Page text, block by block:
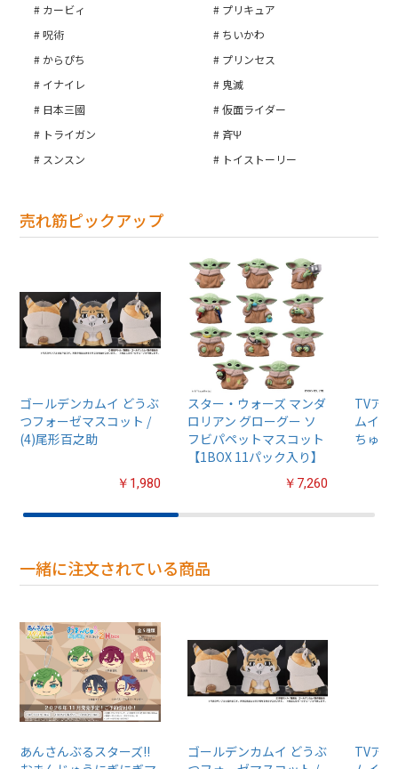
カービィ
プリキュア
呪術
ちいかわ
からぴち
プリンセス
イナイレ
鬼滅
日本三國
仮面ライダー
トライガン
斉Ψ
スンスン
トイストーリー
売れ筋ピックアップ
ゴールデンカムイ どうぶ
つフォーゼマスコット /
(4)尾形百之助
￥1,980
スター・ウォーズ マンダ
ロリアン グローグー ソ
フビパペットマスコット
【1BOX 11パック入り】
￥7,260
TVア
ムイ』
ちゅる
一緒に注文されている商品
あんさんぶるスターズ!!
ゴールデンカムイ どうぶ
TVア